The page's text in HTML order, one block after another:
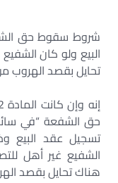
شروط سقوط حق
البيع ولو كان
تحايل بقصد الهروب
حق الشفعة “في
تسجيل عقد البيع
الشفيع غير أهل
هناك تحايل بقصد